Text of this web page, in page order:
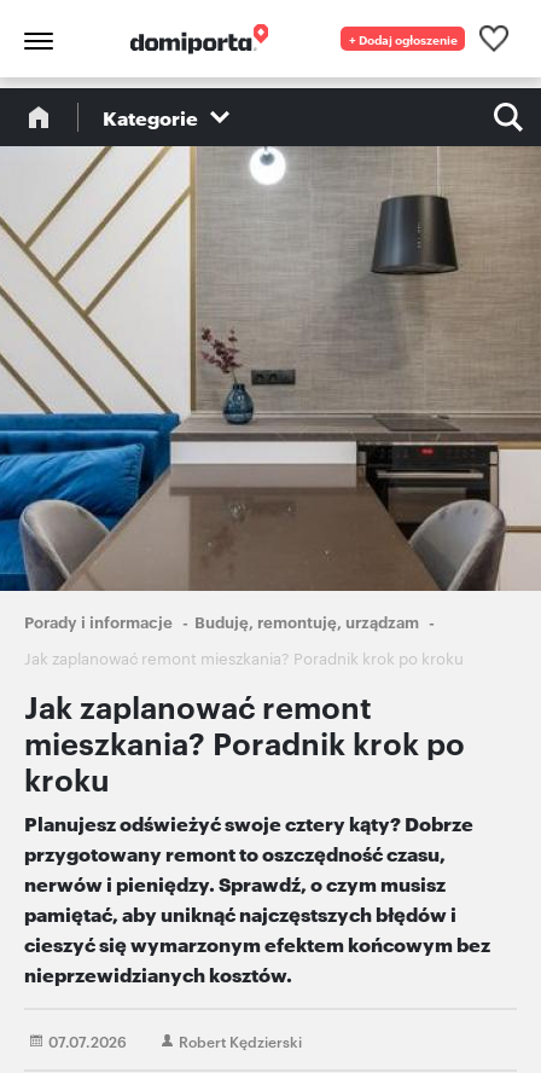
+ Dodaj ogłoszenie
Kategorie
Ścieżka
nawigacyjna
Porady i informacje
Buduję, remontuję, urządzam
Jak zaplanować remont mieszkania? Poradnik krok po kroku
Jak zaplanować remont
mieszkania? Poradnik krok po
kroku
Planujesz odświeżyć swoje cztery kąty? Dobrze
przygotowany remont to oszczędność czasu,
nerwów i pieniędzy. Sprawdź, o czym musisz
pamiętać, aby uniknąć najczęstszych błędów i
cieszyć się wymarzonym efektem końcowym bez
nieprzewidzianych kosztów.
07.07.2026 Robert Kędzierski